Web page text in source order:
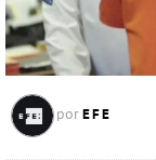
por EFE